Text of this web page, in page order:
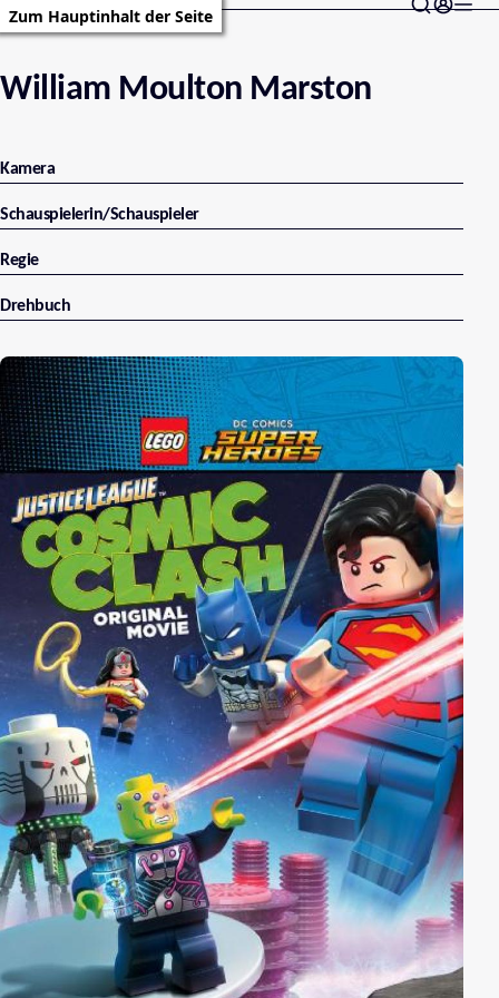
Zum Hauptinhalt der Seite
William Moulton Marston
Kamera
Schauspielerin/Schauspieler
Regie
Drehbuch